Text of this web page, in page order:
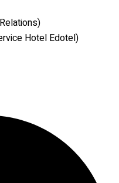
Hotel Edotel)